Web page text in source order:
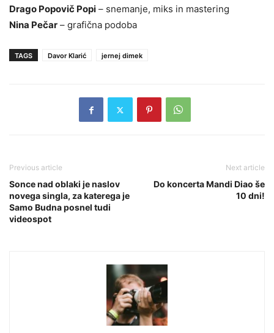
Drago Popovič Popi – snemanje, miks in mastering
Nina Pečar – grafična podoba
TAGS Davor Klarić jernej dimek
Previous article
Sonce nad oblaki je naslov
novega singla, za katerega je
Samo Budna posnel tudi
videospot
Next article
Do koncerta Mandi Diao še
10 dni!